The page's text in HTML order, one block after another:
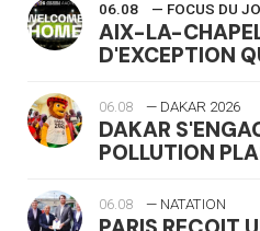
06.08 — FOCUS DU
AIX-LA-
D'EXCEPTION
06.08 — DAKAR 2026
DAKAR
POLLUTION
06.08 — NATATION